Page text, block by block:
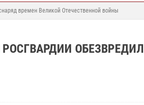
времен Великой Отечественной войны